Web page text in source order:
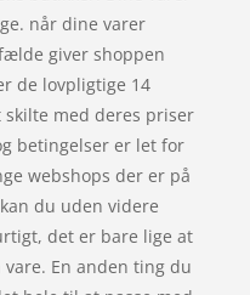
når dine varer
giver shoppen
de lovpligtige 14
med deres priser
betingelser er let for
webshops der er på
du uden videre
det er bare lige at
En anden ting du